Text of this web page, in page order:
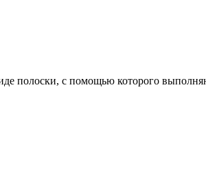
полоски, с помощью которого